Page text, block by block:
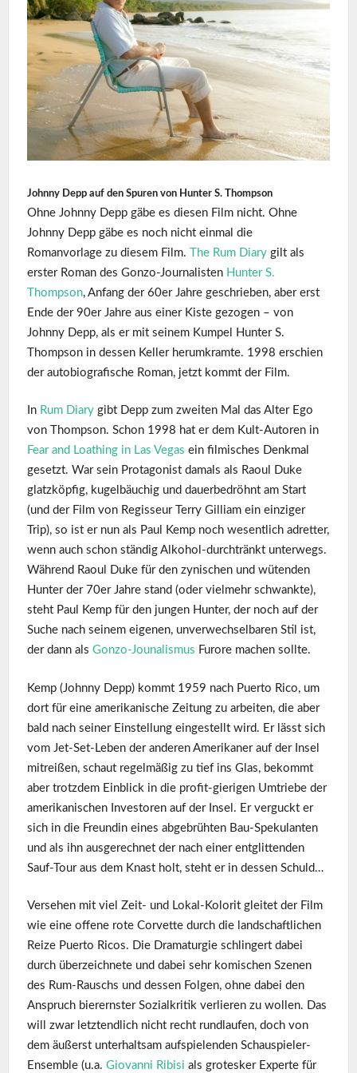
Johnny Depp auf den Spuren von Hunter S. Thompson
Ohne Johnny Depp gäbe es diesen Film nicht. Ohne
Johnny Depp gäbe es noch nicht einmal die
Romanvorlage zu diesem Film. The Rum Diarygilt als
erster Roman des Gonzo-Journalisten Hunter S.
Thompson, Anfang der 60er Jahre geschrieben, aber erst
Ende der 90er Jahre aus einer Kiste gezogen – von
Johnny Depp, als er mit seinem Kumpel Hunter S.
Thompson in dessen Keller herumkramte. 1998 erschien
der autobiografische Roman, jetzt kommt der Film.
In Rum Diarygibt Depp zum zweiten Mal das Alter Ego
von Thompson. Schon 1998 hat er dem Kult-Autoren in
Fear and Loathing in Las Vegas ein filmisches Denkmal
gesetzt. War sein Protagonist damals als Raoul Duke
glatzköpfig, kugelbäuchig und dauerbedröhnt am Start
(und der Film von Regisseur Terry Gilliam ein einziger
Trip), so ist er nun als Paul Kemp noch wesentlich adretter,
wenn auch schon ständig Alkohol-durchtränkt unterwegs.
Während Raoul Duke für den zynischen und wütenden
Hunter der 70er Jahre stand (oder vielmehr schwankte),
steht Paul Kemp für den jungen Hunter, der noch auf der
Suche nach seinem eigenen, unverwechselbaren Stil ist,
der dann als Gonzo-Jounalismus Furore machen sollte.
Kemp (Johnny Depp) kommt 1959 nach Puerto Rico, um
dort für eine amerikanische Zeitung zu arbeiten, die aber
bald nach seiner Einstellung eingestellt wird. Er lässt sich
vom Jet-Set-Leben der anderen Amerikaner auf der Insel
mitreißen, schaut regelmäßig zu tief ins Glas, bekommt
aber trotzdem Einblick in die profit-gierigen Umtriebe der
amerikanischen Investoren auf der Insel. Er verguckt er
sich in die Freundin eines abgebrühten Bau-Spekulanten
und als ihn ausgerechnet der nach einer entglittenden
Sauf-Tour aus dem Knast holt, steht er in dessen Schuld…
Versehen mit viel Zeit- und Lokal-Kolorit gleitet der Film
wie eine offene rote Corvette durch die landschaftlichen
Reize Puerto Ricos. Die Dramaturgie schlingert dabei
durch überzeichnete und dabei sehr komischen Szenen
des Rum-Rauschs und dessen Folgen, ohne dabei den
Anspruch bierernster Sozialkritik verlieren zu wollen. Das
will zwar letztendlich nicht recht rundlaufen, doch von
dem äußerst unterhaltsam aufspielenden Schauspieler-
Ensemble (u.a. Giovanni Ribisi als grotesker Experte für